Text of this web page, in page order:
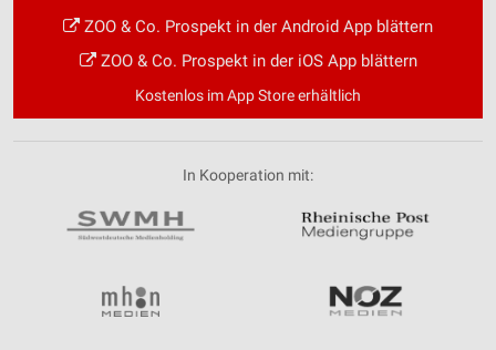
ZOO & Co. Prospekt in der Android App blättern
ZOO & Co. Prospekt in der iOS App blättern
Kostenlos im App Store erhältlich
In Kooperation mit: